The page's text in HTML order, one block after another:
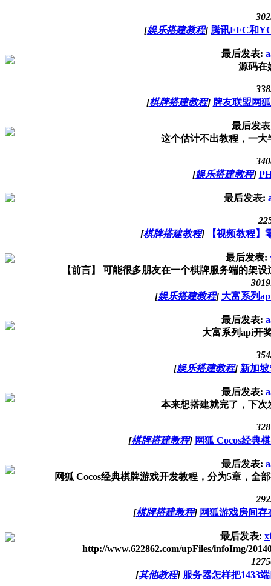
[娱乐搭建教程] 腾讯FFC和
最后发表:
源码在
[棋牌搭建教程] 牌友联盟网
最后发
这个估计不出教程，一
[娱乐搭建教程]
最后发表:
[棋牌搭建教程] 【视频教程】
最后发表:
【前言】 可能很多朋友在一个棋牌服务端的架
[娱乐搭建教程] 大富系列
最后发表:
大富系列api开
[娱乐搭建教程] 新加
最后发表:
本来想搭建就完了，下
[棋牌搭建教程] 网狐 Cocos经典
最后发表:
网狐 Cocos经典棋牌游戏开发教程，分为5章，全
[棋牌搭建教程] 网狐游戏房间
最后发表:
http://www.622862.com/upFiles/infoImg/
[其他教程] 服务器怎样把1433